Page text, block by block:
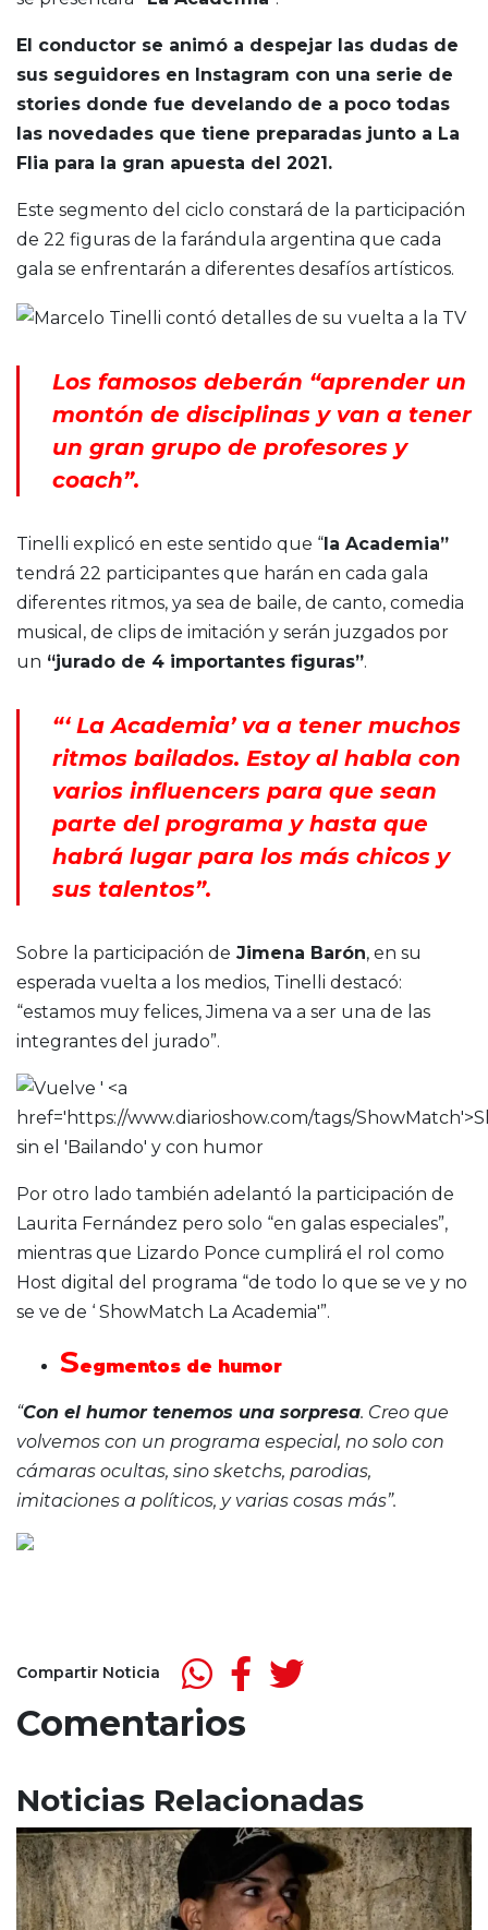
El conductor se animó a despejar las dudas de
sus seguidores en Instagram con una serie de
stories donde fue develando de a poco todas
las novedades que tiene preparadas junto a La
Flia para la gran apuesta del 2021.
Este segmento del ciclo constará de la participación
de 22 figuras de la farándula argentina que cada
gala se enfrentarán a diferentes desafíos artísticos.
Los famosos deberán “aprender un
montón de disciplinas y van a tener
un gran grupo de profesores y
coach”.
Tinelli explicó en este sentido que “la Academia”
tendrá 22 participantes que harán en cada gala
diferentes ritmos, ya sea de baile, de canto, comedia
musical, de clips de imitación y serán juzgados por
un “jurado de 4 importantes figuras”.
“‘ La Academia’ va a tener muchos
ritmos bailados. Estoy al habla con
varios influencers para que sean
parte del programa y hasta que
habrá lugar para los más chicos y
sus talentos”.
Sobre la participación de Jimena Barón, en su
esperada vuelta a los medios, Tinelli destacó:
“estamos muy felices, Jimena va a ser una de las
integrantes del jurado”.
Por otro lado también adelantó la participación de
Laurita Fernández pero solo “en galas especiales”,
mientras que Lizardo Ponce cumplirá el rol como
Host digital del programa “de todo lo que se ve y no
se ve de ‘ ShowMatch La Academia'”.
Segmentos de humor
“Con el humor tenemos una sorpresa. Creo que
volvemos con un programa especial, no solo con
cámaras ocultas, sino sketchs, parodias,
imitaciones a políticos, y varias cosas más”.
Compartir Noticia
Comentarios
Noticias Relacionadas